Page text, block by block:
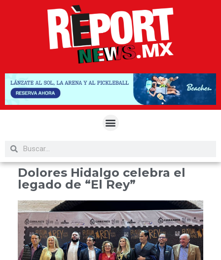
Dolores Hidalgo celebra el
legado de “El Rey”